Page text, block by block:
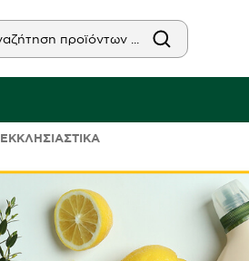
ΕΚΚΛΗΣΙΑΣΤΙΚΆ